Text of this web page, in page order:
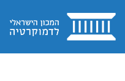
בית